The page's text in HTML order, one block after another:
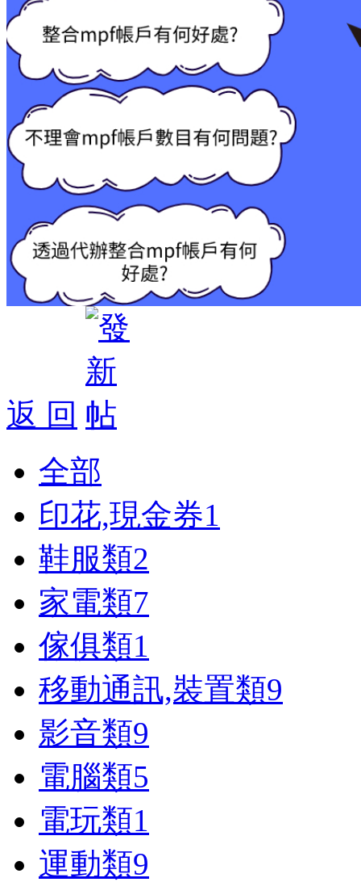
返 回
全部
印花,現金券1
鞋服類2
家電類7
傢俱類1
移動通訊,裝置類9
影音類9
電腦類5
電玩類1
運動類9